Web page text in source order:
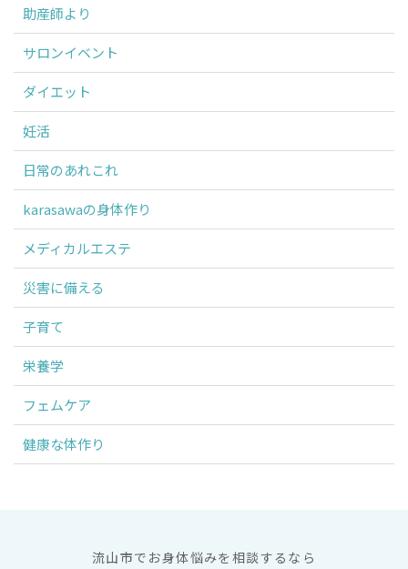
助産師より
サロンイベント
ダイエット
妊活
日常のあれこれ
karasawaの身体作り
メディカルエステ
災害に備える
子育て
栄養学
フェムケア
健康な体作り
流山市でお身体悩みを相談するなら